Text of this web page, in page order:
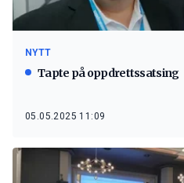
NYTT
Tapte på oppdrettssatsing
05.05.2025 11:09